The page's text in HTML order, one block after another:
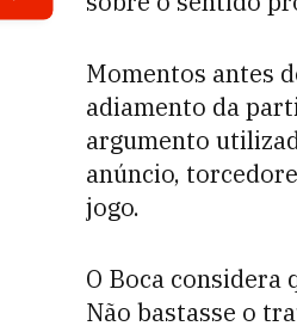
Momentos antes
adiamento da
argumento
anúncio,
jogo.
O Boca considera
Não bastasse o